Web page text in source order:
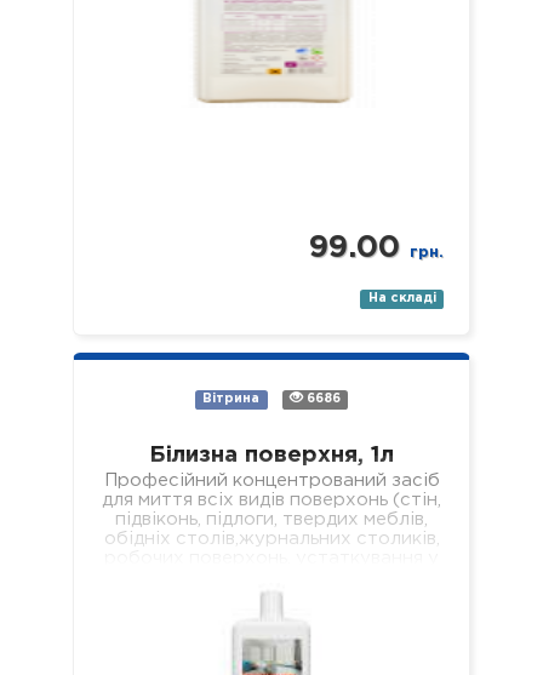
99.00 грн.
На складі
Вітрина 6686
Білизна поверхня, 1л
Професійний концентрований засіб
для миття всіх видів поверхонь (стін,
підвіконь, підлоги, твердих меблів,
обідніх столів,журнальних столиків,
профілю). Властивості: -